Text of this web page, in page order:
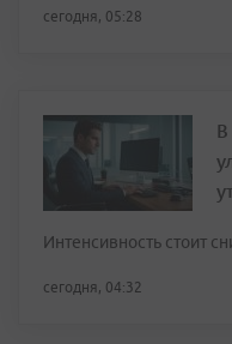
сегодня, 05:28
Интенсивность стоит
сегодня, 04:32